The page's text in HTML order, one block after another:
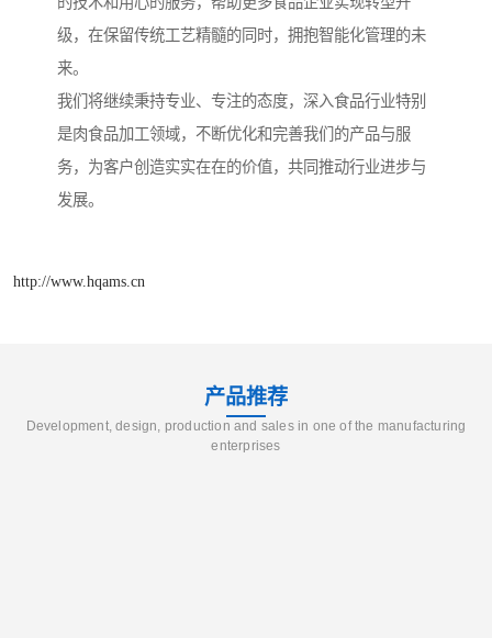
级，在保留传统工艺精髓的同时，拥抱智能化管理的未
来。
我们将继续秉持专业、专注的态度，深入食品行业特别
是肉食品加工领域，不断优化和完善我们的产品与服
务，为客户创造实实在在的价值，共同推动行业进步与
发展。
http://www.hqams.cn
产品推荐
Development, design, production and sales in one of the manufacturing
enterprises